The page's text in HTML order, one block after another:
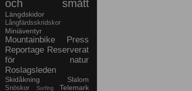
och smått
Längdskidor
Långfärdsskridskor
Miniäventyr
Mountainbike
Press
Reportage Reserverat
för natur
Roslagsleden
Skidåkning Slalom
Snöskor Surfing
Telemark